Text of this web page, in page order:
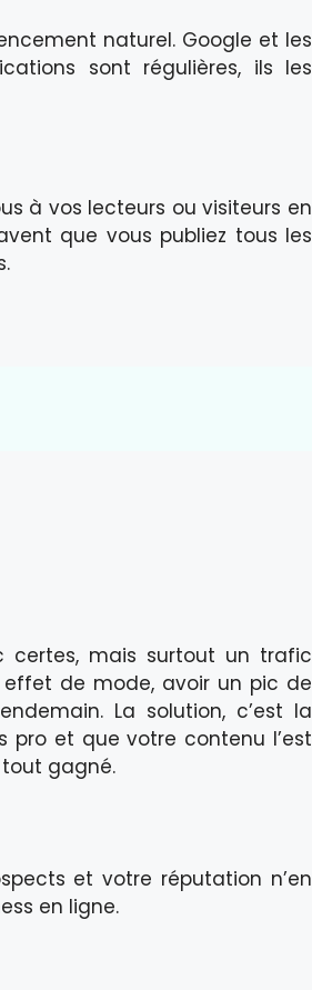
naturel. Google et les
sont régulières, ils les
à vos lecteurs ou visiteurs en
que vous publiez tous les
certes, mais surtout un trafic
de mode, avoir un pic de
La solution, c’est la
pro et que votre contenu l’est
tout gagné.
et votre réputation n’en
en ligne.